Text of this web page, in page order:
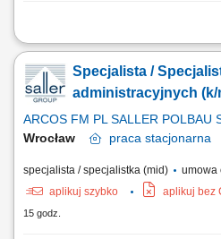
Obowiązki: Prowadzenie czynności
Obsługa unijnych systemów Safety
prowadzonych spraw, Współpraca z
(rządowej i samorządowej)...
Specjalista /
administracyjnych (k/
ARCOS FM PL SALLER POLBAU
Wrocław
praca stacjonarna
specjalista / specjalistka (mid) umowa
aplikuj szybko
aplikuj bez
15 godz.